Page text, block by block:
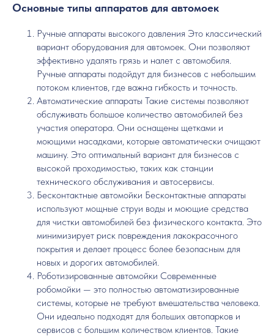
Основные типы аппаратов для автомоек
Ручные аппараты высокого давления Это классический
вариант оборудования для автомоек. Они позволяют
эффективно удалять грязь и налет с автомобиля.
Ручные аппараты подойдут для бизнесов с небольшим
потоком клиентов, где важна гибкость и точность.
Автоматические аппараты Такие системы позволяют
обслуживать большое количество автомобилей без
участия оператора. Они оснащены щетками и
моющими насадками, которые автоматически очищают
машину. Это оптимальный вариант для бизнесов с
высокой проходимостью, таких как станции
технического обслуживания и автосервисы.
Бесконтактные автомойки Бесконтактные аппараты
используют мощные струи воды и моющие средства
для чистки автомобилей без физического контакта. Это
минимизирует риск повреждения лакокрасочного
покрытия и делает процесс более безопасным для
новых и дорогих автомобилей.
Роботизированные автомойки Современные
робомойки — это полностью автоматизированные
системы, которые не требуют вмешательства человека.
Они идеально подходят для больших автопарков и
сервисов с большим количеством клиентов. Такие